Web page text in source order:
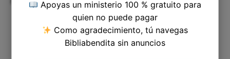
Apoyas un ministerio 100 % gratuito para
quien no puede pagar
Como agradecimiento, tú navegas
Bibliabendita sin anuncios